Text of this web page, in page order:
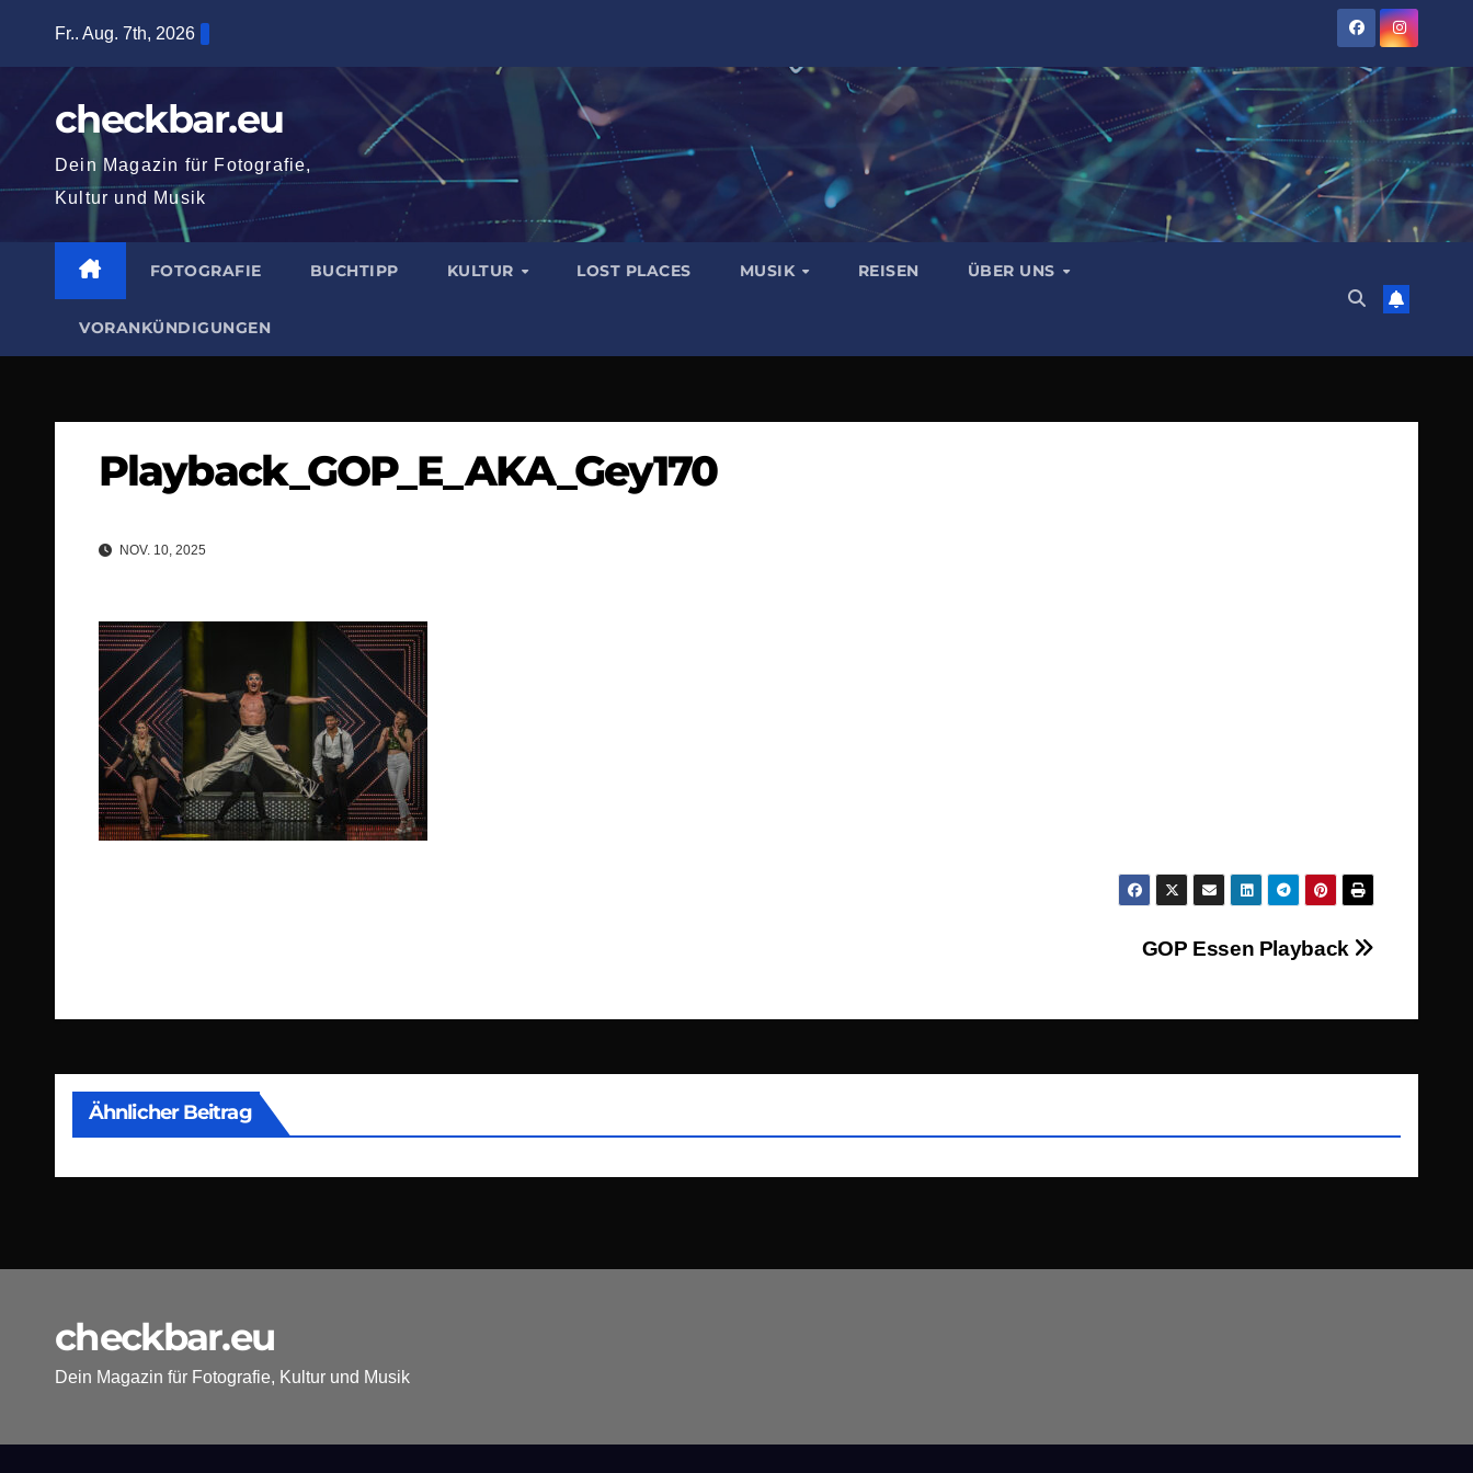
springen
Fr.. Aug. 7th, 2026
checkbar.eu
Dein Magazin für Fotografie,
Kultur und Musik
FOTOGRAFIE BUCHTIPP KULTUR LOST PLACES MUSIK REISEN ÜBER UNS
VORANKÜNDIGUNGEN
Playback_GOP_E_AKA_Gey170
NOV. 10, 2025
GOP Essen Playback
Ähnlicher Beitrag
checkbar.eu
Dein Magazin für Fotografie, Kultur und Musik